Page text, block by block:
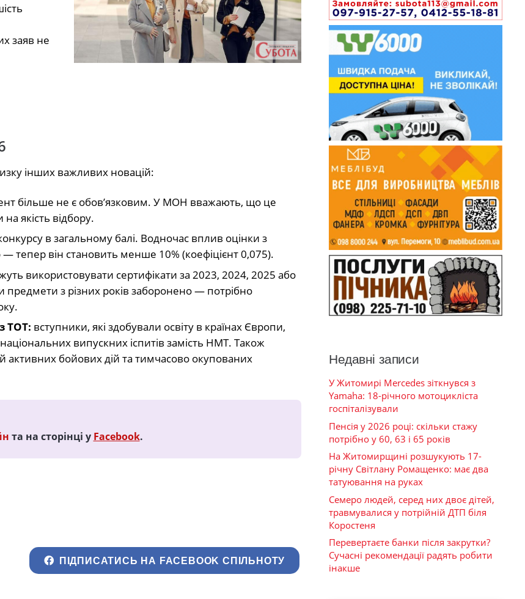
заяв не
інших важливих новацій:
більше не є обов’язковим. У МОН вважають, що це
якість відбору.
в загальному балі. Водночас вплив оцінки з
тепер він становить менше 10% (коефіцієнт 0,075).
використовувати сертифікати за 2023, 2024, 2025 або
з різних років заборонено — потрібно
ТОТ: вступники, які здобували освіту в країнах Європи,
випускних іспитів замість НМТ. Також
активних бойових дій та тимчасово окупованих
та на сторінці у Facebook.
ПІДПИСАТИСЬ НА FACEBOOK СПІЛЬНОТУ
Недавні записи
У Житомирі Mercedes зіткнувся з
Yamaha: 18-річного мотоцикліста
госпіталізували
Пенсія у 2026 році: скільки стажу
потрібно у 60, 63 і 65 років
На Житомирщині розшукують 17-
річну Світлану Ромащенко: має два
татуювання на руках
Семеро людей, серед них двоє дітей,
травмувалися у потрійній ДТП біля
Коростеня
Перевертаєте банки після закрутки?
Сучасні рекомендації радять робити
інакше